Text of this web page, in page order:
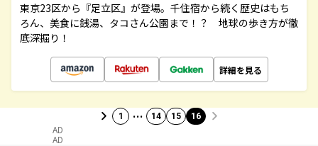
東京23区から『足立区』が登場。千住宿から続く歴史はもち
ろん、美食に銭湯、タコさん公園まで！？ 地球の歩き方が徹
底深掘り！
詳細を見る
1 … 14 15 16
AD
AD